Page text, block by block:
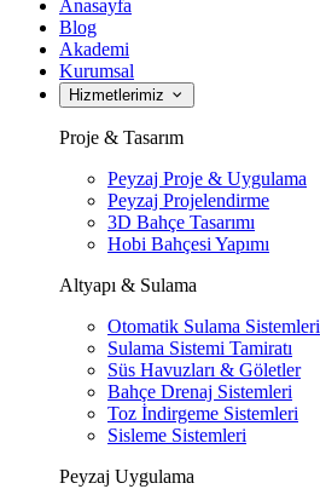
Anasayfa
Blog
Akademi
Kurumsal
Hizmetlerimiz
Proje & Tasarım
Peyzaj Proje & Uygulama
Peyzaj Projelendirme
3D Bahçe Tasarımı
Hobi Bahçesi Yapımı
Altyapı & Sulama
Otomatik Sulama Sistemleri
Sulama Sistemi Tamiratı
Süs Havuzları & Göletler
Bahçe Drenaj Sistemleri
Toz İndirgeme Sistemleri
Sisleme Sistemleri
Peyzaj Uygulama